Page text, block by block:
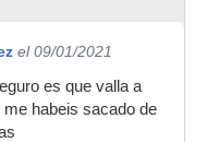
el 09/01/2021
es que valla a
me habeis sacado de